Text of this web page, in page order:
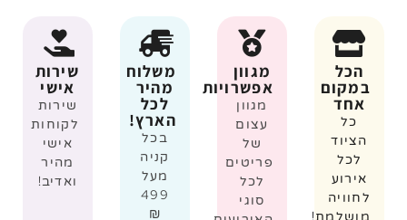
הכל
במקום
אחד
כל
הציוד
לכל
אירוע
לחוויה
מושלמת!
מגוון
אפשרויות
מגוון
עצום
של
פריטים
לכל
סוגי
משלוח
מהיר
לכל
הארץ!
בכל
קניה
מעל
499
₪
שירות
אישי
שירות
לקוחות
אישי
מהיר
ואדיב!